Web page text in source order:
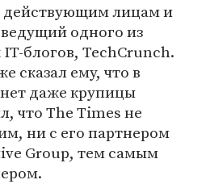
действующим лицам и
одного из
блогов, TechCrunch.
сказал ему, что в
даже крупицы
что The Times не
ни с его партнером
Group, тем самым